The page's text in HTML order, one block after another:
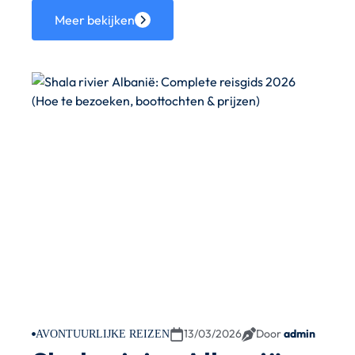
Meer bekijken
AVONTUURLIJKE REIZEN 13/03/2026 Dooradmin